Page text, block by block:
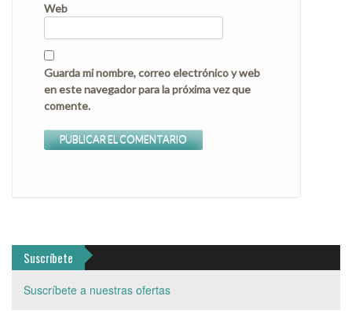
Web
Guarda mi nombre, correo electrónico y web
en este navegador para la próxima vez que
comente.
Suscríbete
Suscríbete a nuestras ofertas